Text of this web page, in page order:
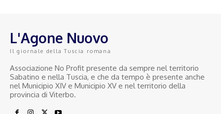
L'Agone Nuovo
Il giornale della Tuscia romana
Associazione No Profit presente da sempre nel territorio
Sabatino e nella Tuscia, e che da tempo è presente anche
nel Municipio XIV e Municipio XV e nel territorio della
provincia di Viterbo.